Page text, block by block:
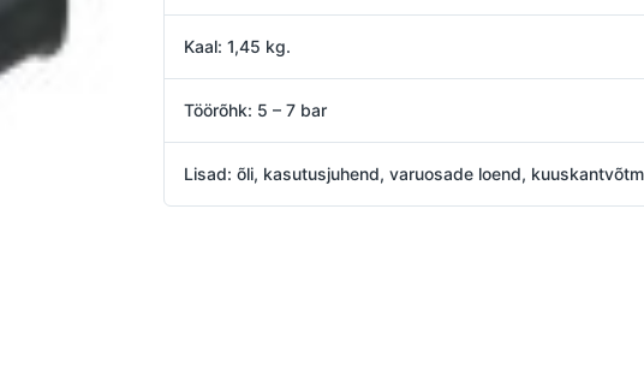
Kaal: 1,45 kg.
Töörõhk: 5 – 7 bar
Lisad: õli, kasutusjuhend, varuosade loend,